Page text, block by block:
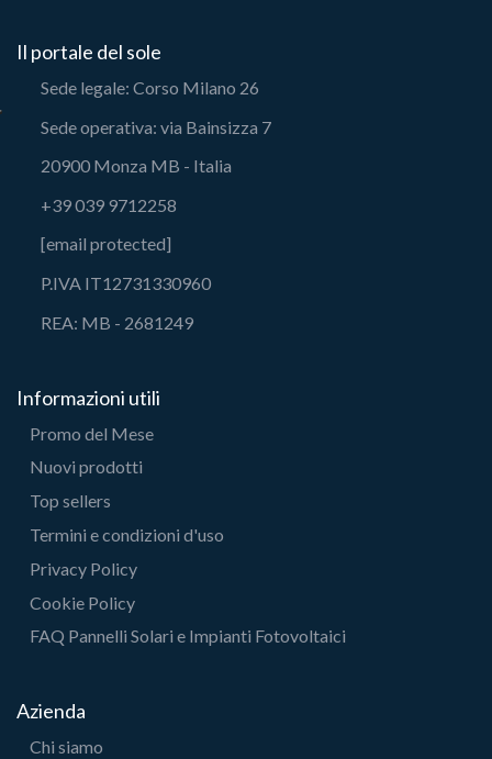
Il portale del sole
Sede legale: Corso Milano 26
Sede operativa: via Bainsizza 7
20900 Monza MB - Italia
+39 039 9712258
[email protected]
P.IVA IT12731330960
REA: MB - 2681249
Informazioni utili
Promo del Mese
Nuovi prodotti
Top sellers
Termini e condizioni d'uso
Privacy Policy
Cookie Policy
FAQ Pannelli Solari e Impianti Fotovoltaici
Azienda
Chi siamo